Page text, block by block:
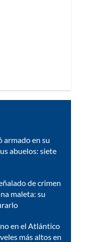
en su
abuelos: siete
de crimen
maleta: su
en el Atlántico
más altos en